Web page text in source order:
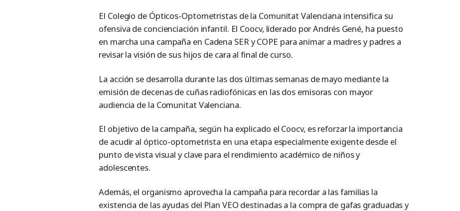
El Colegio de Ópticos-Optometristas de la Comunitat Valenciana intensifica su
ofensiva de concienciación infantil. El Coocv, liderado por Andrés Gené, ha puesto
en marcha una campaña en Cadena SER y COPE para animar a madres y padres a
revisar la visión de sus hijos de cara al final de curso.
La acción se desarrolla durante las dos últimas semanas de mayo mediante la
emisión de decenas de cuñas radiofónicas en las dos emisoras con mayor
audiencia de la Comunitat Valenciana.
El objetivo de la campaña, según ha explicado el Coocv, es reforzar la importancia
de acudir al óptico-optometrista en una etapa especialmente exigente desde el
punto de vista visual y clave para el rendimiento académico de niños y
adolescentes.
Además, el organismo aprovecha la campaña para recordar a las familias la
existencia de las ayudas del Plan VEO destinadas a la compra de gafas graduadas y